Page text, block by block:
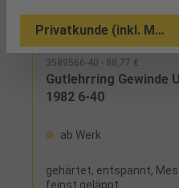
3589566-40 - 88,77 €
Gutlehrring Gewinde
1982 6-40
ab Werk
gehärtet, entspannt,
feinst geläppt
Privatkunde (inkl. MwSt.)